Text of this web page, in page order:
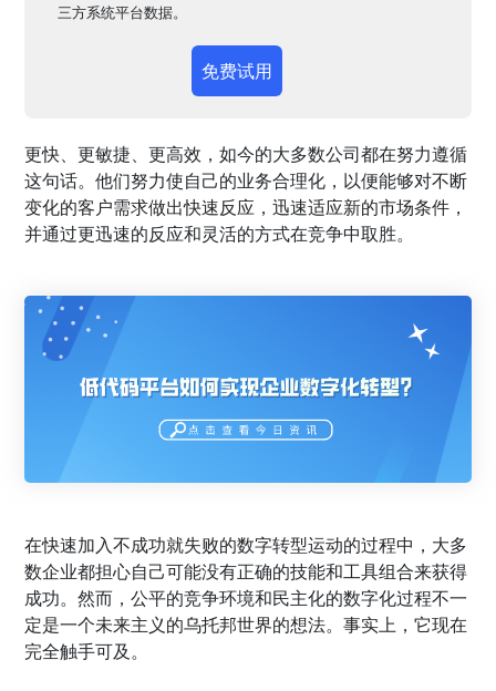
三方系统平台数据。
免费试用
更快、更敏捷、更高效，如今的大多数公司都在努力遵循
这句话。他们努力使自己的业务合理化，以便能够对不断
变化的客户需求做出快速反应，迅速适应新的市场条件，
并通过更迅速的反应和灵活的方式在竞争中取胜。
在快速加入不成功就失败的数字转型运动的过程中，大多
数企业都担心自己可能没有正确的技能和工具组合来获得
成功。然而，公平的竞争环境和民主化的数字化过程不一
定是一个未来主义的乌托邦世界的想法。事实上，它现在
完全触手可及。